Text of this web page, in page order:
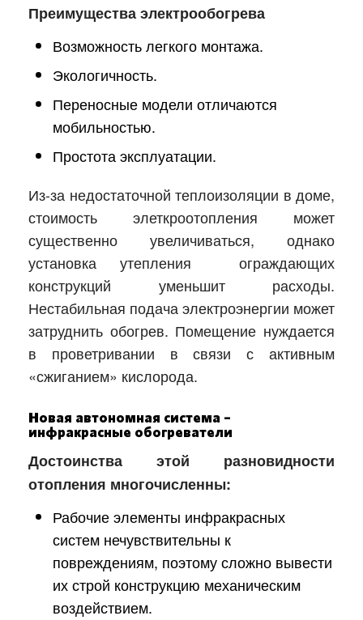
Преимущества электрообогрева
Возможность легкого монтажа.
Экологичность.
Переносные модели отличаются
мобильностью.
Простота эксплуатации.
Из-за недостаточной теплоизоляции в доме,
стоимость элеткроотопления может
существенно увеличиваться, однако
установка утепления ограждающих
конструкций уменьшит расходы.
Нестабильная подача электроэнергии может
затруднить обогрев. Помещение нуждается
в проветривании в связи с активным
«сжиганием» кислорода.
Новая автономная система –
инфракрасные обогреватели
Достоинства этой разновидности
отопления многочисленны:
Рабочие элементы инфракрасных
систем нечувствительны к
повреждениям, поэтому сложно вывести
их строй конструкцию механическим
воздействием.